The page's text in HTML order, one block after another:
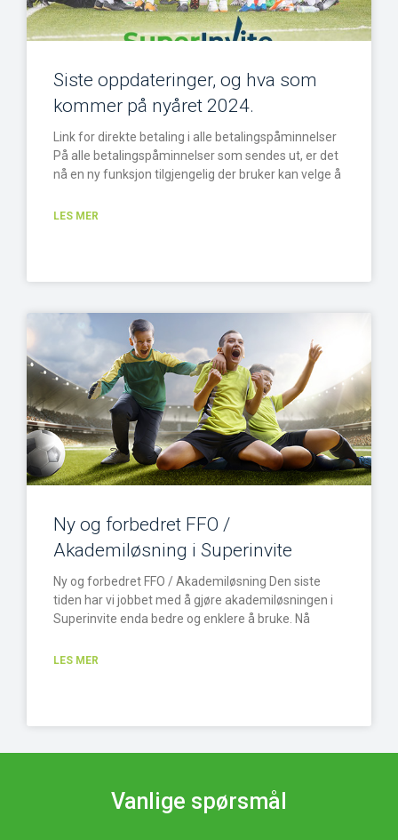
Siste oppdateringer, og hva som
kommer på nyåret 2024.
Link for direkte betaling i alle betalingspåminnelser
På alle betalingspåminnelser som sendes ut, er det
nå en ny funksjon tilgjengelig der bruker kan velge å
LES MER
Ny og forbedret FFO /
Akademiløsning i Superinvite
Ny og forbedret FFO / Akademiløsning Den siste
tiden har vi jobbet med å gjøre akademiløsningen i
Superinvite enda bedre og enklere å bruke. Nå
LES MER
Vanlige spørsmål